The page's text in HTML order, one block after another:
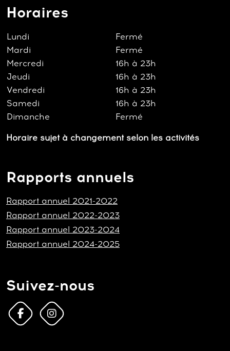
Horaires
Lundi
Fermé
Mardi
Fermé
Mercredi
16h à 23h
Jeudi
16h à 23h
Vendredi
16h à 23h
Samedi
16h à 23h
Dimanche
Fermé
Horaire sujet à changement selon les activités
Rapports annuels
Rapport annuel 2021-2022
Rapport annuel 2022-2023
Rapport annuel 2023-2024
Rapport annuel 2024-2025
Suivez-nous